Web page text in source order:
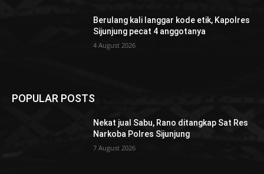
Berulang kali langgar kode etik, Kapolres
Sijunjung pecat 4 anggotanya
4 August 2026
POPULAR POSTS
Nekat jual Sabu, Rano ditangkap Sat Res
Narkoba Polres Sijunjung
7 August 2026